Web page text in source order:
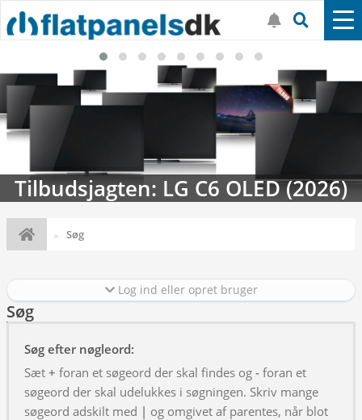
Tilbudsjagten: LG C6 OLED (2026)
Søg
Log ind eller opret bruger
Søg
Søg efter nøgleord:
Sæt + foran et søgeord der skal findes og - foran et
søgeord der skal udelukkes i søgningen. Skriv mange
søgeord adskilt med | og omgivet af parentes, når blot